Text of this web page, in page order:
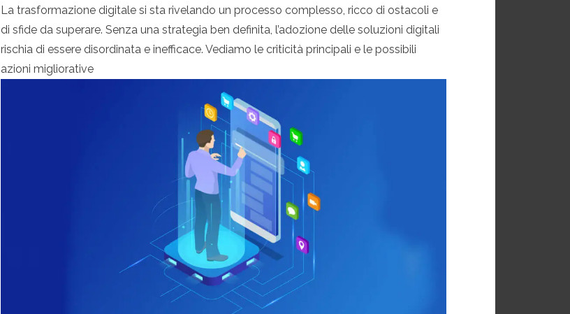
La trasformazione digitale si sta rivelando un processo complesso, ricco di ostacoli e
di sfide da superare. Senza una strategia ben definita, l’adozione delle soluzioni digitali
rischia di essere disordinata e inefficace. Vediamo le criticità principali e le possibili
azioni migliorative